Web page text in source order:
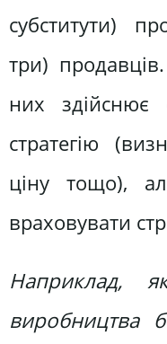
субститути)
три)
них здійснює
стратегію
ціну тощо),
враховувати
Наприклад,
виробництва